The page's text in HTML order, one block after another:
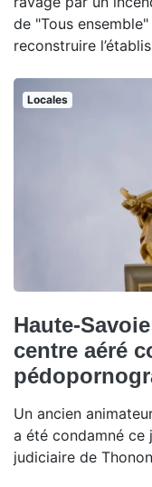
de "Tous
reconstruire
Locales
Haute-
centre aéré
Un ancien
a été condamné
judiciaire de